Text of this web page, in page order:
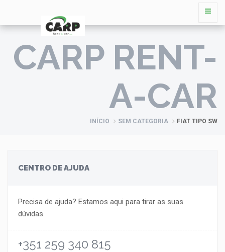
CARP RENT-
A-CAR
INÍCIO SEM CATEGORIA FIAT TIPO SW
CENTRO DE AJUDA
Precisa de ajuda? Estamos aqui para tirar as suas
dúvidas.
+351 259 340 815